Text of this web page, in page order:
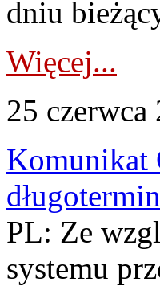
dniu
Więcej...
25 czerwca
Komunikat
PL: Ze
systemu